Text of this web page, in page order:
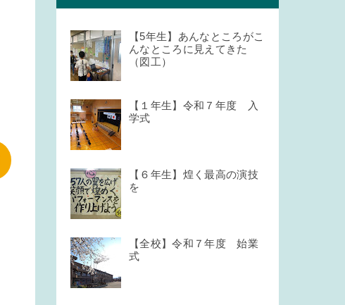
【5年生】あんなところがこ
んなところに見えてきた
（図工）
【１年生】令和７年度 入
学式
【６年生】煌く最高の演技
を
【全校】令和７年度 始業
式